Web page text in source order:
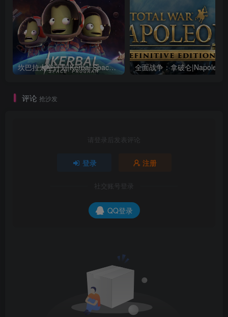
坎巴拉太空计划|Kerbal Space Program|1.12.5.3190|整合全DLC
评论 抢沙发
请登录后发表评论
登录 注册
社交账号登录
QQ登录